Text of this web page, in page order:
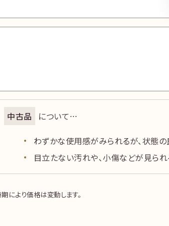
中古品 について…
わずかな使用感がみられるが、状態
目立たない汚れや、小傷などが見ら
により価格は変動します。